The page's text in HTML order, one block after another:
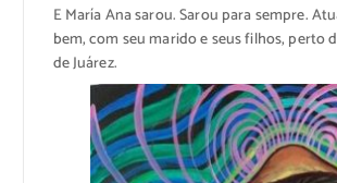
E María Ana sarou. Sarou para sempre.
bem, com seu marido e seus filhos, perto
de Juárez.